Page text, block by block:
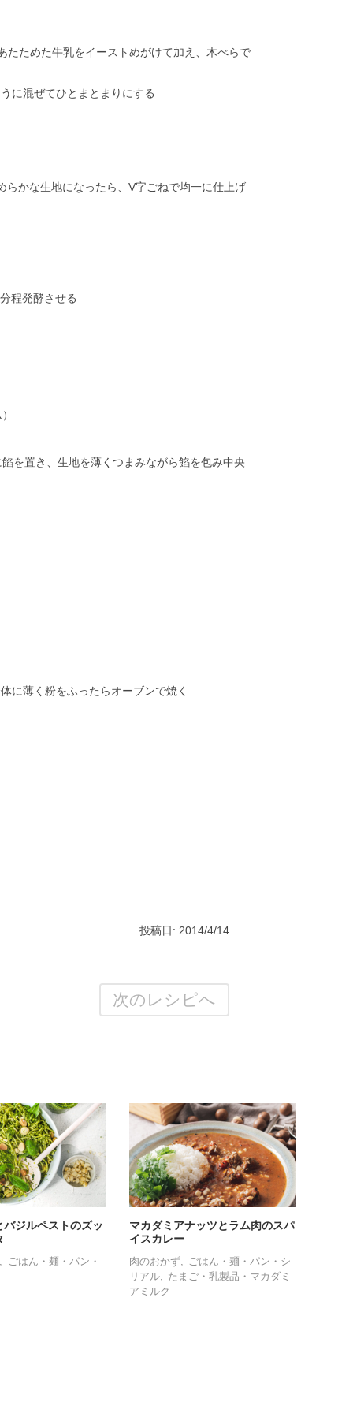
ためた牛乳をイーストめがけて加え、木べらで
に混ぜてひとまとまりにする
かな生地になったら、V字ごねで均一に仕上げ
程発酵させる
を置き、生地を薄くつまみながら餡を包み中央
に薄く粉をふったらオーブンで焼く
投稿日: 2014/4/14
次のレシピへ
バジルペストのズッ
ごはん・麺・パン・
マカダミアナッツとラム肉のスパ
イスカレー
肉のおかず
ごはん・麺・パン・シ
リアル
たまご・乳製品・マカダミ
アミルク